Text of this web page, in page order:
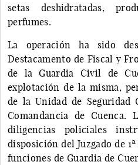
setas deshidratadas,
perfumes.
La operación ha sido
Destacamento de Fiscal y
de la Guardia Civil de
explotación de la misma,
de la Unidad de Seguridad
Comandancia de Cuenca.
diligencias policiales
disposición del Juzgado de
funciones de Guardia de